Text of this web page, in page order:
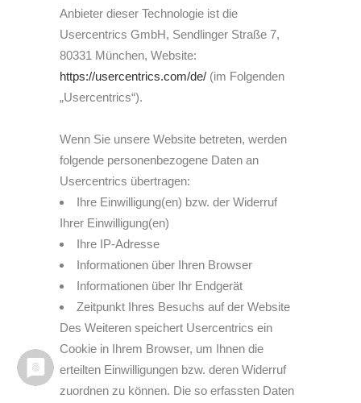
Anbieter dieser Technologie ist die
Usercentrics GmbH, Sendlinger Straße 7,
80331 München, Website:
https://usercentrics.com/de/ (im Folgenden
„Usercentrics“).
Wenn Sie unsere Website betreten, werden
folgende personenbezogene Daten an
Usercentrics übertragen:
Ihre Einwilligung(en) bzw. der Widerruf
Ihrer Einwilligung(en)
Ihre IP-Adresse
Informationen über Ihren Browser
Informationen über Ihr Endgerät
Zeitpunkt Ihres Besuchs auf der Website
Des Weiteren speichert Usercentrics ein
Cookie in Ihrem Browser, um Ihnen die
erteilten Einwilligungen bzw. deren Widerruf
zuordnen zu können. Die so erfassten Daten